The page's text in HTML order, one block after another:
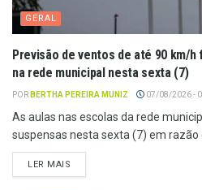
GERAL
Previsão de ventos de até 90 km/h
na rede municipal nesta sexta (7)
POR BERTHA PEREIRA MUNIZ 07/08/2026 -
As aulas nas escolas da rede
suspensas nesta sexta (7) em razão
LER MAIS